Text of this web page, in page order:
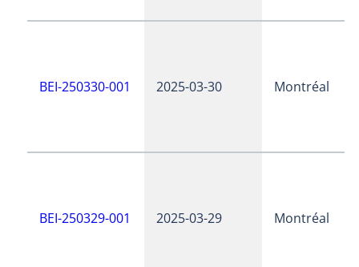
BEI-250330-001 2025-03-30 Montréal
BEI-250329-001 2025-03-29 Montréal